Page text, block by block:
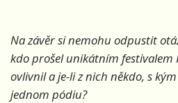
Na závěr si nemohu odpustit
kdo prošel unikátním festivalem
ovlivnil a je-li z nich někdo, s
jednom pódiu?